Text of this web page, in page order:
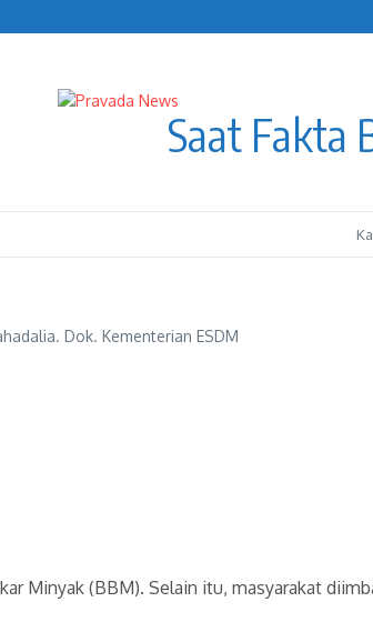
Saat Fakta
Dok. Kementerian ESDM
Minyak (BBM). Selain itu, masyarakat